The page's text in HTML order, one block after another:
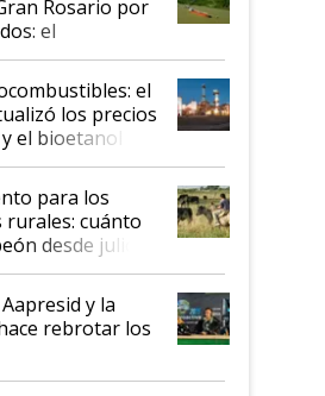
Rosario por
el
de las
en tensión tras
de los
el
los precios
el bioetanol
para los
cuánto
desde julio
y la
rebrotar los